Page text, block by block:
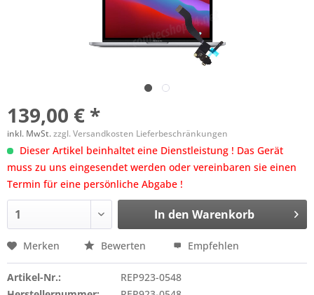
139,00 € *
inkl. MwSt.zzgl. Versandkosten Lieferbeschränkungen
Dieser Artikel beinhaltet eine Dienstleistung ! Das Gerät
muss zu uns eingesendet werden oder vereinbaren sie einen
Termin für eine persönliche Abgabe !
In den Warenkorb
Merken Bewerten Empfehlen
Artikel-Nr.:
REP923-0548